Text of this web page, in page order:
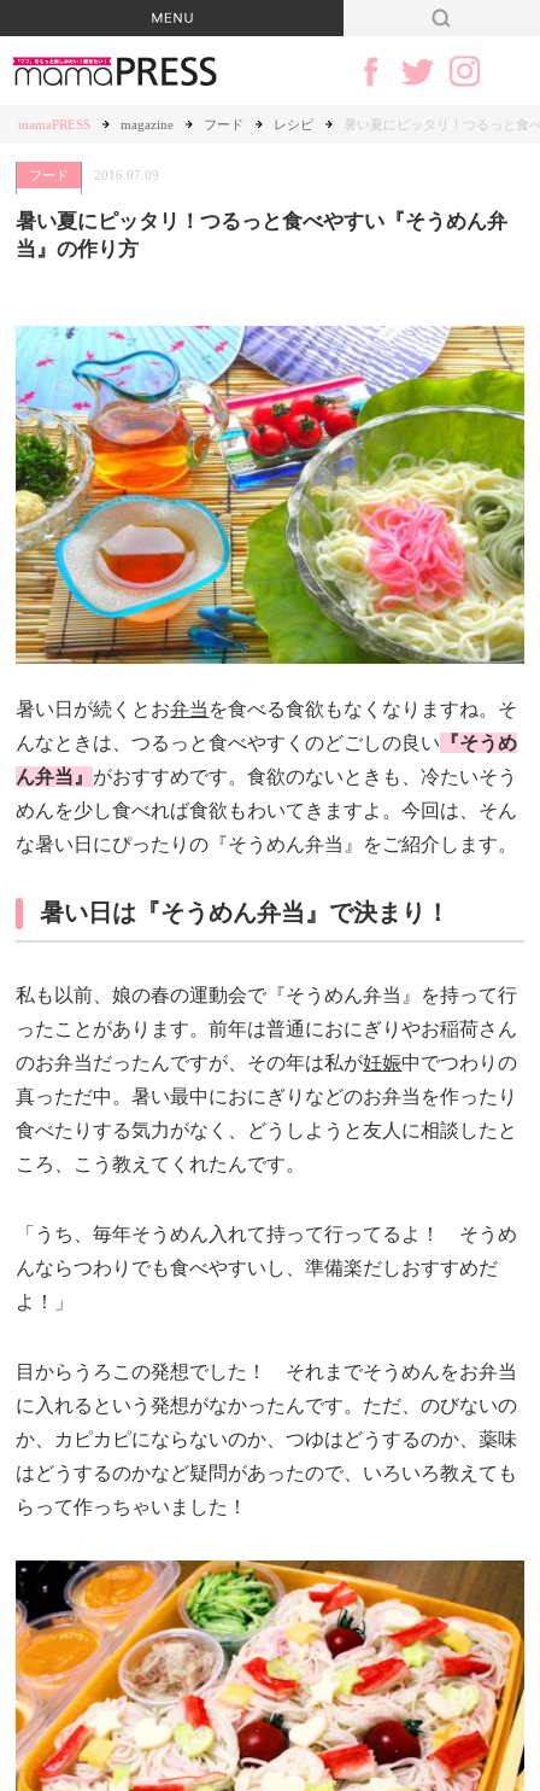
mamaPRESS magazine フード レシピ 暑い夏にピッタリ！つるっと食
フード 2016.07.09
暑い夏にピッタリ！つるっと食べやすい『そうめん弁
当』の作り方
暑い日が続くとお弁当 を食べる食欲もなくなりますね。そ
んなときは、つるっと食べやすくのどごしの良い 『そうめ
ん弁当』 がおすすめです。食欲のないときも、冷たいそう
めんを少し食べれば食欲もわいてきますよ。今回は、そん
な暑い日にぴったりの『そうめん弁当』をご紹介します。
暑い日は『そうめん弁当』で決まり！
私も以前、娘の春の運動会で『そうめん弁当』を持って行
ったことがあります。前年は普通におにぎりやお稲荷さん
のお弁当だったんですが、その年は私が妊娠中でつわりの
真っただ中。暑い最中におにぎりなどのお弁当を作ったり
食べたりする気力がなく、どうしようと友人に相談したと
ころ、こう教えてくれたんです。
「うち、毎年そうめん入れて持って行ってるよ！ そうめ
んならつわりでも食べやすいし、準備楽だしおすすめだ
よ！」
目からうろこの発想でした！ それまでそうめんをお弁当
に入れるという発想がなかったんです。ただ、のびないの
か、カピカピにならないのか、つゆはどうするのか、薬味
はどうするのかなど疑問があったので、いろいろ教えても
らって作っちゃいました！